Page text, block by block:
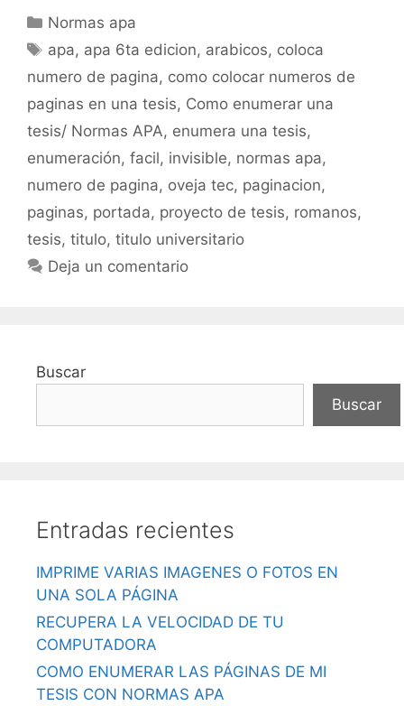
Categorías
Normas apa
Etiquetas
apa, apa 6ta edicion, arabicos, coloca
numero de pagina, como colocar numeros de
paginas en una tesis, Como enumerar una
tesis/ Normas APA, enumera una tesis,
enumeración, facil, invisible, normas apa,
numero de pagina, oveja tec, paginacion,
paginas, portada, proyecto de tesis, romanos,
tesis, titulo, titulo universitario
Deja un comentario
Buscar
Buscar
Entradas recientes
IMPRIME VARIAS IMAGENES O FOTOS EN
UNA SOLA PÁGINA
RECUPERA LA VELOCIDAD DE TU
COMPUTADORA
COMO ENUMERAR LAS PÁGINAS DE MI
TESIS CON NORMAS APA